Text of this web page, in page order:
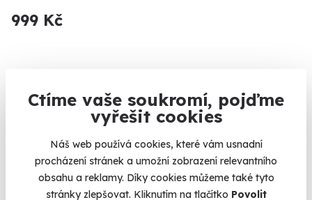
Ctíme vaše soukromí, pojďme
vyřešit cookies
Náš web používá cookies, které vám usnadní
procházení stránek a umožní zobrazení relevantního
obsahu a reklamy. Díky cookies můžeme také tyto
stránky zlepšovat. Kliknutím na tlačítko Povolit
999 Kč
10.0
Volný termín už 08. 08. 2026